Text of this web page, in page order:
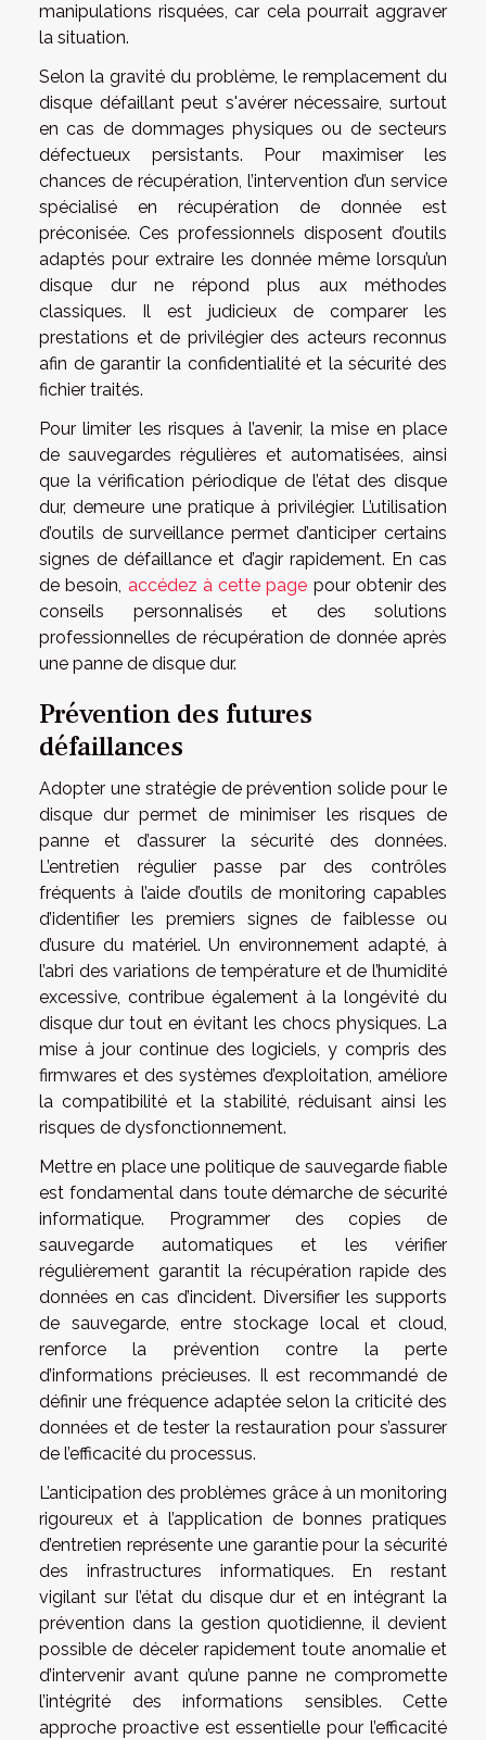
manipulations risquées, car cela pourrait aggraver
la situation.
Selon la gravité du problème, le remplacement du
disque défaillant peut s'avérer nécessaire, surtout
en cas de dommages physiques ou de secteurs
défectueux persistants. Pour maximiser les
chances de récupération, l’intervention d’un service
spécialisé en récupération de donnée est
préconisée. Ces professionnels disposent d’outils
adaptés pour extraire les donnée même lorsqu’un
disque dur ne répond plus aux méthodes
classiques. Il est judicieux de comparer les
prestations et de privilégier des acteurs reconnus
afin de garantir la confidentialité et la sécurité des
fichier traités.
Pour limiter les risques à l’avenir, la mise en place
de sauvegardes régulières et automatisées, ainsi
que la vérification périodique de l’état des disque
dur, demeure une pratique à privilégier. L’utilisation
d’outils de surveillance permet d’anticiper certains
signes de défaillance et d’agir rapidement. En cas
de besoin, accédez à cette page pour obtenir des
conseils personnalisés et des solutions
professionnelles de récupération de donnée après
une panne de disque dur.
Prévention des futures
défaillances
Adopter une stratégie de prévention solide pour le
disque dur permet de minimiser les risques de
panne et d’assurer la sécurité des données.
L’entretien régulier passe par des contrôles
fréquents à l’aide d’outils de monitoring capables
d’identifier les premiers signes de faiblesse ou
d’usure du matériel. Un environnement adapté, à
l’abri des variations de température et de l’humidité
excessive, contribue également à la longévité du
disque dur tout en évitant les chocs physiques. La
mise à jour continue des logiciels, y compris des
firmwares et des systèmes d’exploitation, améliore
la compatibilité et la stabilité, réduisant ainsi les
risques de dysfonctionnement.
Mettre en place une politique de sauvegarde fiable
est fondamental dans toute démarche de sécurité
informatique. Programmer des copies de
sauvegarde automatiques et les vérifier
régulièrement garantit la récupération rapide des
données en cas d’incident. Diversifier les supports
de sauvegarde, entre stockage local et cloud,
renforce la prévention contre la perte
d’informations précieuses. Il est recommandé de
définir une fréquence adaptée selon la criticité des
données et de tester la restauration pour s’assurer
de l’efficacité du processus.
L’anticipation des problèmes grâce à un monitoring
rigoureux et à l’application de bonnes pratiques
d’entretien représente une garantie pour la sécurité
des infrastructures informatiques. En restant
vigilant sur l’état du disque dur et en intégrant la
prévention dans la gestion quotidienne, il devient
possible de déceler rapidement toute anomalie et
d’intervenir avant qu’une panne ne compromette
l’intégrité des informations sensibles. Cette
approche proactive est essentielle pour l’efficacité